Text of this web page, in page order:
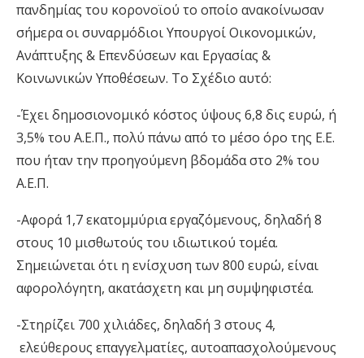
πανδημίας του κορονοϊού το οποίο ανακοίνωσαν
σήμερα οι συναρμόδιοι Υπουργοί Οικονομικών,
Ανάπτυξης & Επενδύσεων και Εργασίας &
Κοινωνικών Υποθέσεων. Το Σχέδιο αυτό:
-Έχει δημοσιονομικό κόστος ύψους 6,8 δις ευρώ, ή
3,5% του Α.Ε.Π., πολύ πάνω από το μέσο όρο της Ε.Ε.
που ήταν την προηγούμενη βδομάδα στο 2% του
Α.Ε.Π.
-Αφορά 1,7 εκατομμύρια εργαζόμενους, δηλαδή 8
στους 10 μισθωτούς του ιδιωτικού τομέα.
Σημειώνεται ότι η ενίσχυση των 800 ευρώ, είναι
αφορολόγητη, ακατάσχετη και μη συμψηφιστέα.
-Στηρίζει 700 χιλιάδες, δηλαδή 3 στους 4,
ελεύθερους επαγγελματίες, αυτοαπασχολούμενους